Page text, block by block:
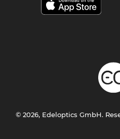
© 2026, Edeloptics GmbH.